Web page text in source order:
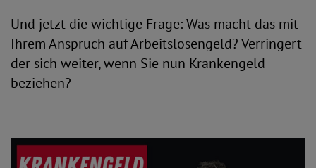
Und jetzt die wichtige Frage: Was macht das mit
Ihrem Anspruch auf Arbeitslosengeld? Verringert
der sich weiter, wenn Sie nun Krankengeld
beziehen?